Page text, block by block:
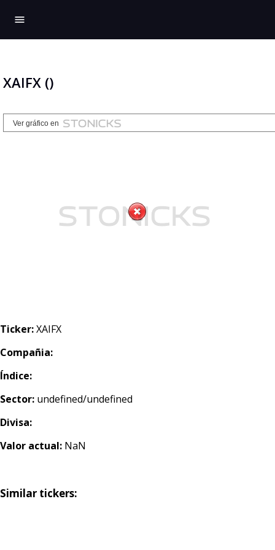
menu
XAIFX ()
Ticker:XAIFX
Compañia:
Índice:
Sector: undefined/undefined
Divisa:
Valor actual: NaN
Similar tickers: